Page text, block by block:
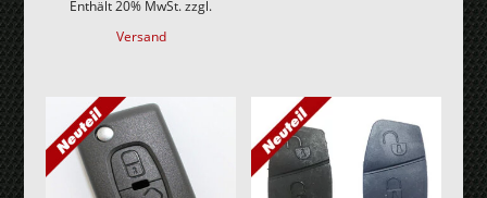
Enthält 20% MwSt.zzgl.
Versand